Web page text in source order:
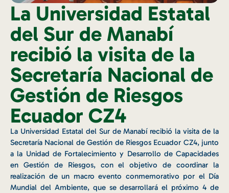
La Universidad Estatal
del Sur de Manabí
recibió la visita de la
Secretaría Nacional de
Gestión de Riesgos
Ecuador CZ4
La Universidad Estatal del Sur de Manabí recibió la visita de la
Secretaría Nacional de Gestión de Riesgos Ecuador CZ4, junto
a la Unidad de Fortalecimiento y Desarrollo de Capacidades
en Gestión de Riesgos, con el objetivo de coordinar la
realización de un macro evento conmemorativo por el Día
Mundial del Ambiente, que se desarrollará el próximo 4 de